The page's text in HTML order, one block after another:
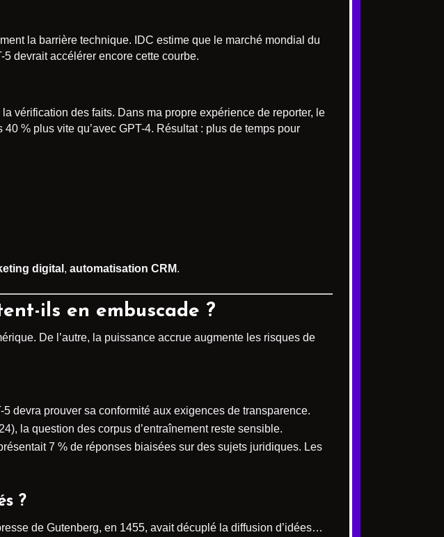
la barrière technique. IDC estime que le marché mondial du
devrait accélérer encore cette courbe.
vérification des faits. Dans ma propre expérience de reporter, le
% plus vite qu’avec GPT-4. Résultat : plus de temps pour
digital , automatisation CRM.
ils en embuscade ?
De l’autre, la puissance accrue augmente les risques de
devra prouver sa conformité aux exigences de transparence.
la question des corpus d’entraînement reste sensible.
7 % de réponses biaisées sur des sujets juridiques. Les
?
de Gutenberg, en 1455, avait décuplé la diffusion d’idées…